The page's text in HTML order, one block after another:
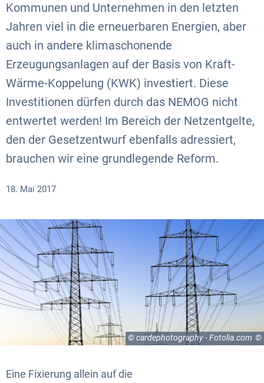
Kommunen und Unternehmen in den letzten
Jahren viel in die erneuerbaren Energien, aber
auch in andere klimaschonende
Erzeugungsanlagen auf der Basis von Kraft-
Wärme-Koppelung (KWK) investiert. Diese
Investitionen dürfen durch das NEMOG nicht
entwertet werden! Im Bereich der Netzentgelte,
den der Gesetzentwurf ebenfalls adressiert,
brauchen wir eine grundlegende Reform.
18. Mai 2017
© cardephotography - Fotolia.com
Eine Fixierung allein auf die